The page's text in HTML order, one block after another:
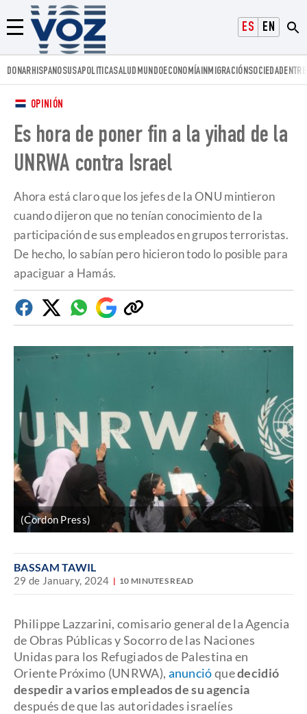
ESPAÑOLENGLISH
Menú
Voz.us
DONARHISPANOSUSAPOLITICASALUD MUNDOECONOMÍAINMIGRACIÓNSOCIEDAD
OPINIÓN
Es hora de poner fin a la yihad de la
UNRWA contra Israel
Ahora está claro que los jefes de la ONU mintieron
cuando dijeron que no tenían conocimiento de la
participación de sus empleados en grupos terroristas.
De hecho, lo sabían pero hicieron todo lo posible para
apaciguar a Hamás.
FacebookTwitterWhatsapp
Google
Discover
Copiar
enlace
(Cordon Press)
BASSAM TAWIL
29 de January, 2024 10 MINUTES READ
Philippe Lazzarini, comisario general de la Agencia
de Obras Públicas y Socorro de las Naciones
Unidas para los Refugiados de Palestina en
Oriente Próximo (UNRWA), anuncióquedecidió
despedir a varios empleados de su agencia
después de que las autoridades israelíes